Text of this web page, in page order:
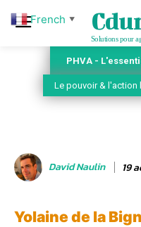
Solutions pour
PHVA -
Le pouvoir & l'action
David Naulin 19
Yolaine de la
French ▼